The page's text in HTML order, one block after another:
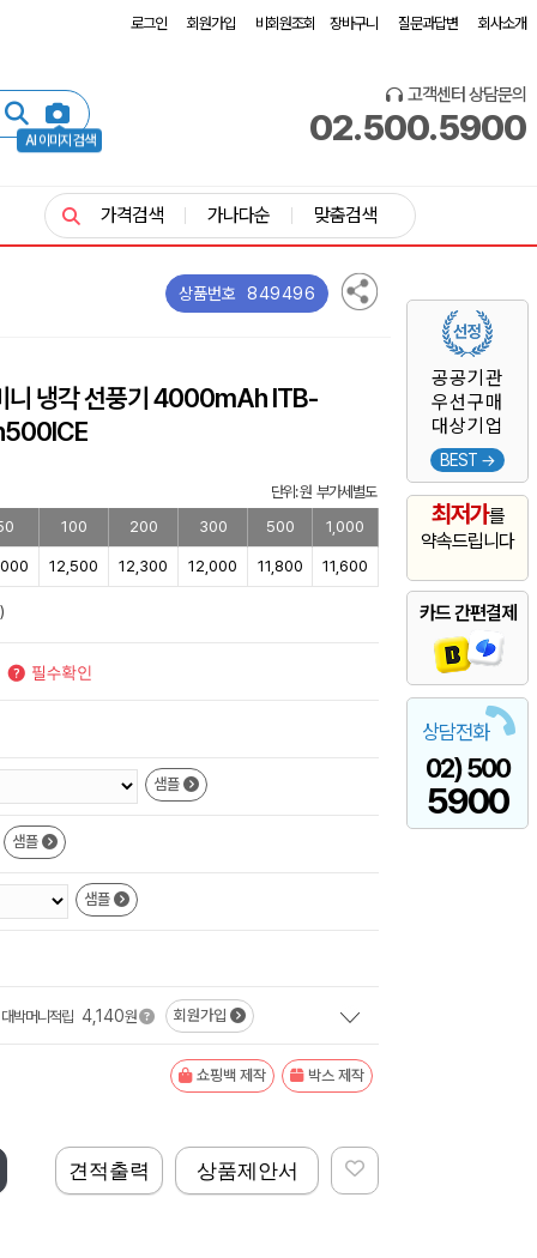
로그인 회원가입 비회원조회 장바구니 질문과답변 회사소개
AI 이미지 검색
고객센터 상담문의
02.500.5900
공공기관
우선구매
대상기업
BEST →
최저가를
약속드립니다
카드 간편결제
상담전화
02) 500
5900
가격검색 가나다순 맞춤검색
상품번호 849496
니 냉각 선풍기 4000mAh ITB-
단위: 원 부가세별도
100 200 300 500 1,000
12,500 12,300 12,000 11,800 11,600
샘플
샘플
샘플
대박머니적립 4,140원 회원가입
쇼핑백 제작 박스 제작
상품제안서
견적출력